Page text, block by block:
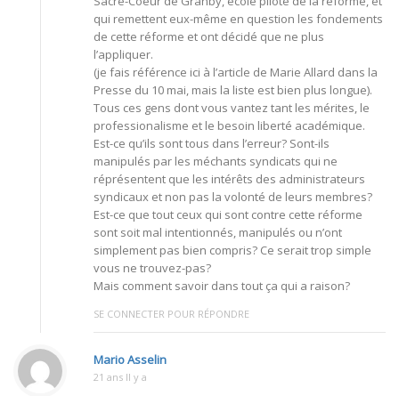
qui remettent eux-même en question les fondements
de cette réforme et ont décidé que ne plus
l’appliquer.
(je fais référence ici à l’article de Marie Allard dans la
Presse du 10 mai, mais la liste est bien plus longue).
Tous ces gens dont vous vantez tant les mérites, le
professionalisme et le besoin liberté académique.
Est-ce qu’ils sont tous dans l’erreur? Sont-ils
manipulés par les méchants syndicats qui ne
réprésentent que les intérêts des administrateurs
syndicaux et non pas la volonté de leurs membres?
Est-ce que tout ceux qui sont contre cette réforme
sont soit mal intentionnés, manipulés ou n’ont
simplement pas bien compris? Ce serait trop simple
vous ne trouvez-pas?
Mais comment savoir dans tout ça qui a raison?
SE CONNECTER POUR RÉPONDRE
Mario Asselin
21 ans Il y a